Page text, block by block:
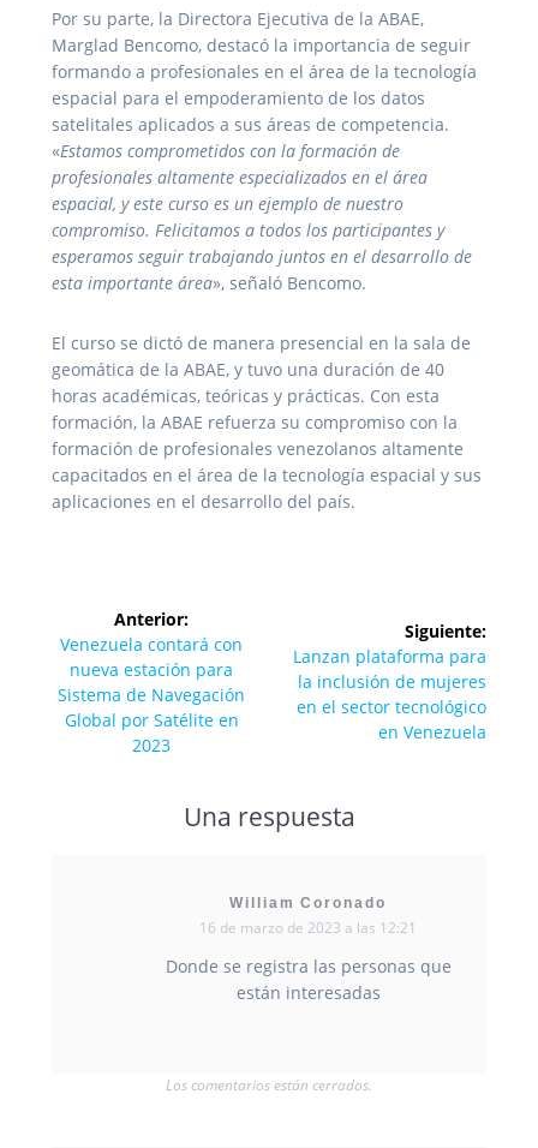
Por su parte, la Directora Ejecutiva de la ABAE,
Marglad Bencomo, destacó la importancia de seguir
formando a profesionales en el área de la tecnología
espacial para el empoderamiento de los datos
satelitales aplicados a sus áreas de competencia.
«Estamos comprometidos con la formación de
profesionales altamente especializados en el área
espacial, y este curso es un ejemplo de nuestro
compromiso. Felicitamos a todos los participantes y
esperamos seguir trabajando juntos en el desarrollo de
esta importante área», señaló Bencomo.
El curso se dictó de manera presencial en la sala de
geomática de la ABAE, y tuvo una duración de 40
horas académicas, teóricas y prácticas. Con esta
formación, la ABAE refuerza su compromiso con la
formación de profesionales venezolanos altamente
capacitados en el área de la tecnología espacial y sus
aplicaciones en el desarrollo del país.
Navegación
de
entradas
Anterior:
Entrada
anterior:
Venezuela contará con
nueva estación para
Sistema de Navegación
Global por Satélite en
2023
Siguiente:
Siguiente
entrada:
Lanzan plataforma para
la inclusión de mujeres
en el sector tecnológico
en Venezuela
Una respuesta
William Coronado
16 de marzo de 2023 a las 12:21
Donde se registra las personas que
están interesadas
Los comentarios están cerrados.